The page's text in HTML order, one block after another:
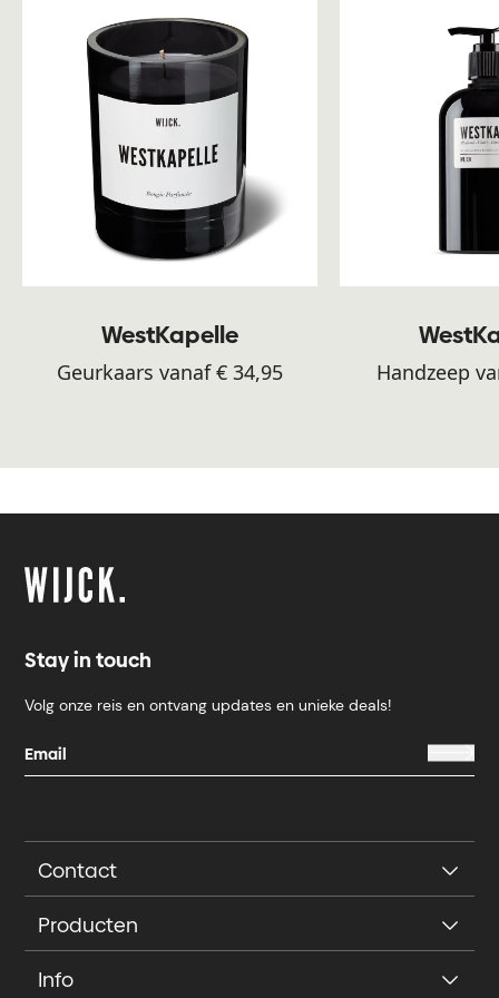
WestKapelle
Geurkaars vanaf € 34,95 Handzeep
Stay in touch
Volg onze reis en ontvang updates en unieke deals!
Contact
Producten
Info